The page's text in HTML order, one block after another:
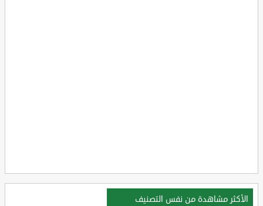
الأكثر مشاهدة من نفس التصنيف